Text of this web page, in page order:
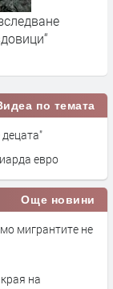
влияние
по темата
евро
Още новини
мигрантите не
на